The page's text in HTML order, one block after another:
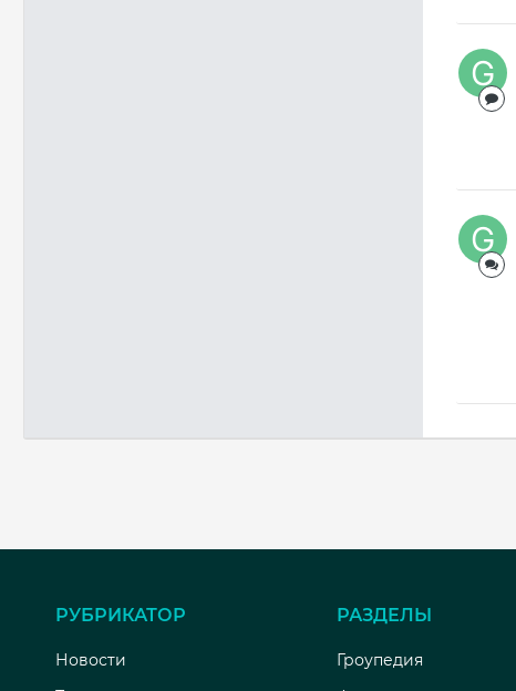
РУБРИКАТОР
Новости
РАЗДЕЛЫ
Гроупедия